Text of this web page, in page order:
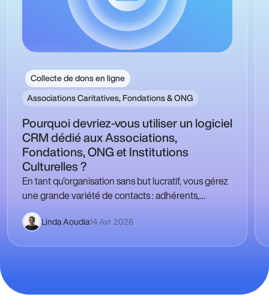
Collecte de dons en ligne
Associations Caritatives, Fondations & ONG
Pourquoi devriez-vous utiliser un logiciel
CRM dédié aux Associations,
Fondations, ONG et Institutions
Culturelles ?
En tant qu’organisation sans but lucratif, vous gérez
une grande variété de contacts : adhérents,
bénévoles, donateurs, mécènes, partenaires,
journalistes, etc. Dans un monde…
Linda Aoudia14 Avr 2026